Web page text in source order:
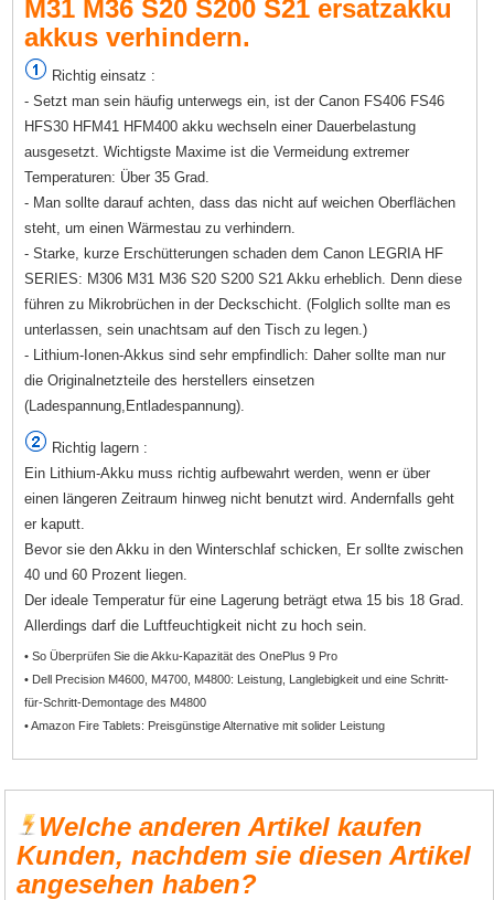
M31 M36 S20 S200 S21 ersatzakku
akkus verhindern.
Richtig einsatz :
- Setzt man sein häufig unterwegs ein, ist der Canon FS406 FS46
HFS30 HFM41 HFM400 akku wechseln einer Dauerbelastung
ausgesetzt. Wichtigste Maxime ist die Vermeidung extremer
Temperaturen: Über 35 Grad.
- Man sollte darauf achten, dass das nicht auf weichen Oberflächen
steht, um einen Wärmestau zu verhindern.
- Starke, kurze Erschütterungen schaden dem Canon LEGRIA HF
SERIES: M306 M31 M36 S20 S200 S21 Akku erheblich. Denn diese
führen zu Mikrobrüchen in der Deckschicht. (Folglich sollte man es
unterlassen, sein unachtsam auf den Tisch zu legen.)
- Lithium-Ionen-Akkus sind sehr empfindlich: Daher sollte man nur
die Originalnetzteile des herstellers einsetzen
(Ladespannung,Entladespannung).
Richtig lagern :
Ein Lithium-Akku muss richtig aufbewahrt werden, wenn er über
einen längeren Zeitraum hinweg nicht benutzt wird. Andernfalls geht
er kaputt.
Bevor sie den Akku in den Winterschlaf schicken, Er sollte zwischen
40 und 60 Prozent liegen.
Der ideale Temperatur für eine Lagerung beträgt etwa 15 bis 18 Grad.
Allerdings darf die Luftfeuchtigkeit nicht zu hoch sein.
• So Überprüfen Sie die Akku-Kapazität des OnePlus 9 Pro
• Dell Precision M4600, M4700, M4800: Leistung, Langlebigkeit und eine Schritt-
für-Schritt-Demontage des M4800
• Amazon Fire Tablets: Preisgünstige Alternative mit solider Leistung
Welche anderen Artikel kaufen
Kunden, nachdem sie diesen Artikel
angesehen haben?